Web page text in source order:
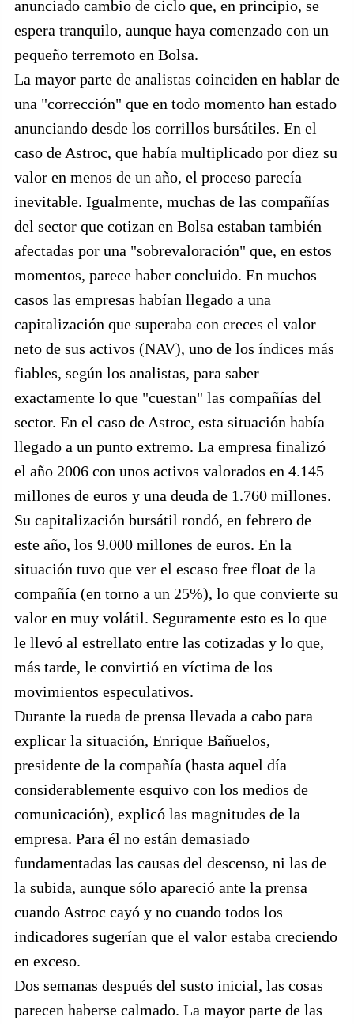
anunciado cambio de ciclo que, en principio, se
espera tranquilo, aunque haya comenzado con un
pequeño terremoto en Bolsa.
La mayor parte de analistas coinciden en hablar de
una "corrección" que en todo momento han estado
anunciando desde los corrillos bursátiles. En el
caso de Astroc, que había multiplicado por diez su
valor en menos de un año, el proceso parecía
inevitable. Igualmente, muchas de las compañías
del sector que cotizan en Bolsa estaban también
afectadas por una "sobrevaloración" que, en estos
momentos, parece haber concluido. En muchos
casos las empresas habían llegado a una
capitalización que superaba con creces el valor
neto de sus activos (NAV), uno de los índices más
fiables, según los analistas, para saber
exactamente lo que "cuestan" las compañías del
sector. En el caso de Astroc, esta situación había
llegado a un punto extremo. La empresa finalizó
el año 2006 con unos activos valorados en 4.145
millones de euros y una deuda de 1.760 millones.
Su capitalización bursátil rondó, en febrero de
este año, los 9.000 millones de euros. En la
situación tuvo que ver el escaso free float de la
compañía (en torno a un 25%), lo que convierte su
valor en muy volátil. Seguramente esto es lo que
le llevó al estrellato entre las cotizadas y lo que,
más tarde, le convirtió en víctima de los
movimientos especulativos.
Durante la rueda de prensa llevada a cabo para
explicar la situación, Enrique Bañuelos,
presidente de la compañía (hasta aquel día
considerablemente esquivo con los medios de
comunicación), explicó las magnitudes de la
empresa. Para él no están demasiado
fundamentadas las causas del descenso, ni las de
la subida, aunque sólo apareció ante la prensa
cuando Astroc cayó y no cuando todos los
indicadores sugerían que el valor estaba creciendo
en exceso.
Dos semanas después del susto inicial, las cosas
parecen haberse calmado. La mayor parte de las